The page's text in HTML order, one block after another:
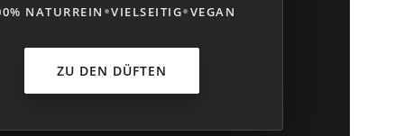
NATURREIN •VIELSEITIG•VEGAN
ZU DEN DÜFTEN